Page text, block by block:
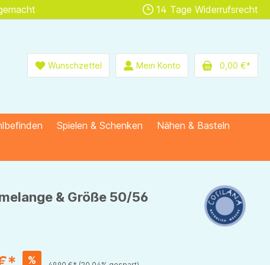
14 Tage Widerrufsrecht
Wunschzettel Mein Konto 0,00 €*
Spielen & Schenken
Nähen & Basteln
& Größe 50/56
%